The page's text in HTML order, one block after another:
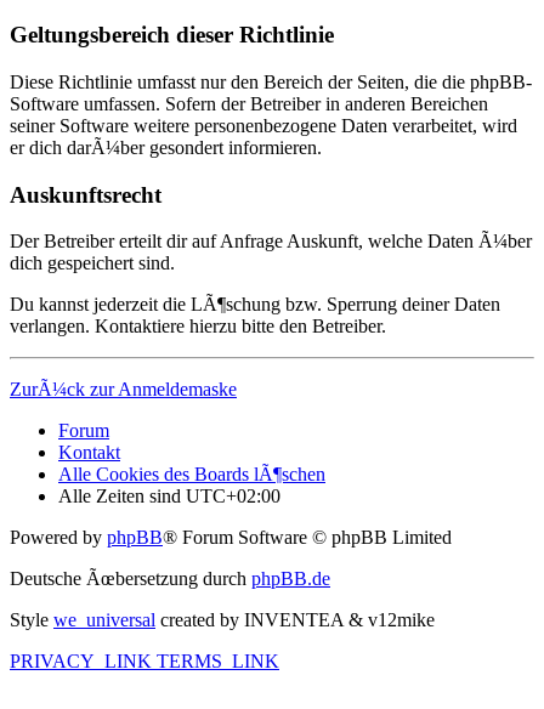
Geltungsbereich dieser Richtlinie
Diese Richtlinie umfasst nur den Bereich der Seiten, die die phpBB-
Software umfassen. Sofern der Betreiber in anderen Bereichen
seiner Software weitere personenbezogene Daten verarbeitet, wird
er dich darÃ¼ber gesondert informieren.
Auskunftsrecht
Der Betreiber erteilt dir auf Anfrage Auskunft, welche Daten Ã¼ber
dich gespeichert sind.
Du kannst jederzeit die LÃ¶schung bzw. Sperrung deiner Daten
verlangen. Kontaktiere hierzu bitte den Betreiber.
ZurÃ¼ck zur Anmeldemaske
Forum
Kontakt
Alle Cookies des Boards lÃ¶schen
Alle Zeiten sind UTC+02:00
Powered by phpBB® Forum Software © phpBB Limited
Deutsche Ãœbersetzung durch phpBB.de
Style we_universal created by INVENTEA & v12mike
PRIVACY_LINK TERMS_LINK